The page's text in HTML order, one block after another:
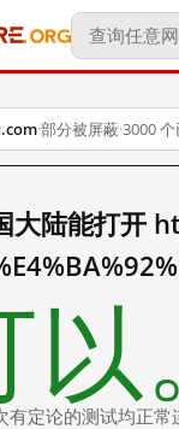
·部分被屏蔽·3000
大陆能打开
有定论的测试均正常